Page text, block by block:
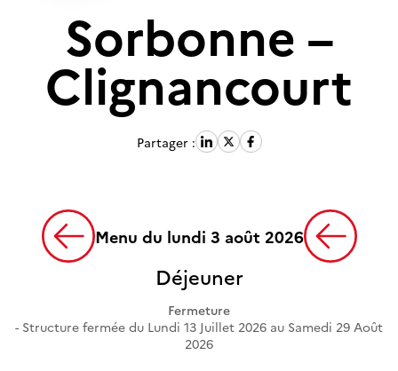
Sorbonne –
Clignancourt
Partager :
Menu du lundi 3 août 2026
Déjeuner
Fermeture
Structure fermée du Lundi 13 Juillet 2026 au Samedi 29 Août
2026